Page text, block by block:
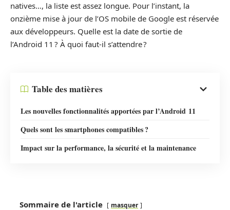
natives…, la liste est assez longue. Pour l’instant, la
onzième mise à jour de l’OS mobile de Google est réservée
aux développeurs. Quelle est la date de sortie de
l’Android 11 ? À quoi faut-il s’attendre ?
Table des matières
Les nouvelles fonctionnalités apportées par l’Android 11
Quels sont les smartphones compatibles ?
Impact sur la performance, la sécurité et la maintenance
Sommaire de l'article masquer